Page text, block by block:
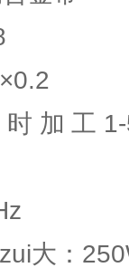
加工
大：